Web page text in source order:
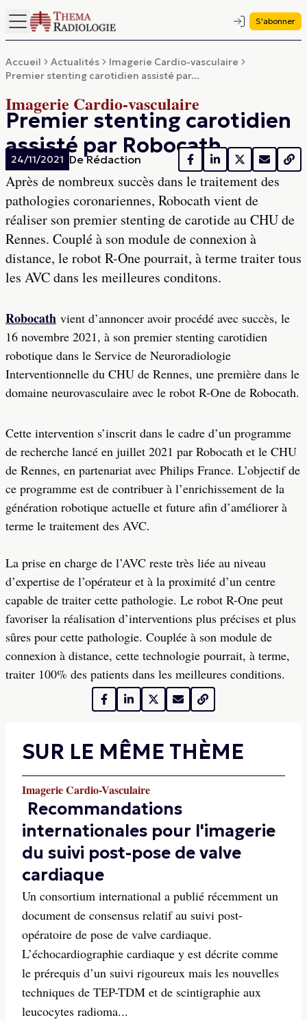
S'abonner
Accueil Actualités
Imagerie Cardio-vasculaire
Premier stenting carotidien assisté par...
Imagerie Cardio-vasculaire
Premier stenting carotidien
assisté par Robocath
24/11/2021 DeRédaction
Après de nombreux succès dans le traitement des
pathologies coronariennes, Robocath vient de
réaliser son premier stenting de carotide au CHU de
Rennes. Couplé à son module de connexion à
distance, le robot R-One pourrait, à terme traiter tous
les AVC dans les meilleures conditons.
Robocath vient d’annoncer avoir procédé avec succès, le
16 novembre 2021, à son premier stenting carotidien
robotique dans le Service de Neuroradiologie
Interventionnelle du CHU de Rennes, une première dans le
domaine neurovasculaire avec le robot R-One de Robocath.
Cette intervention s’inscrit dans le cadre d’un programme
de recherche lancé en juillet 2021 par Robocath et le CHU
de Rennes, en partenariat avec Philips France. L’objectif de
ce programme est de contribuer à l’enrichissement de la
génération robotique actuelle et future afin d’améliorer à
terme le traitement des AVC.
La prise en charge de l’AVC reste très liée au niveau
d’expertise de l’opérateur et à la proximité d’un centre
capable de traiter cette pathologie. Le robot R-One peut
favoriser la réalisation d’interventions plus précises et plus
sûres pour cette pathologie. Couplée à son module de
connexion à distance, cette technologie pourrait, à terme,
traiter 100% des patients dans les meilleures conditions.
SUR LE MÊME THÈME
Imagerie Cardio-Vasculaire
Recommandations
internationales pour l'imagerie
du suivi post-pose de valve
cardiaque
Un consortium international a publié récemment un
document de consensus relatif au suivi post-
opératoire de pose de valve cardiaque.
L’échocardiographie cardiaque y est décrite comme
le prérequis d’un suivi rigoureux mais les nouvelles
techniques de TEP-TDM et de scintigraphie aux
leucocytes radioma...